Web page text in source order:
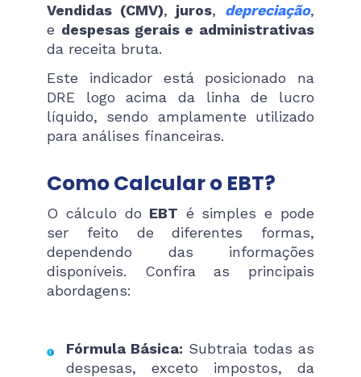
Vendidas (CMV), juros, depreciação,
e despesas gerais e administrativas
da receita bruta.
Este indicador está posicionado na
DRE logo acima da linha de lucro
líquido, sendo amplamente utilizado
para análises financeiras.
Como Calcular o EBT?
O cálculo do EBT é simples e pode
ser feito de diferentes formas,
dependendo das informações
disponíveis. Confira as principais
abordagens:
Fórmula Básica: Subtraia todas as
despesas, exceto impostos, da